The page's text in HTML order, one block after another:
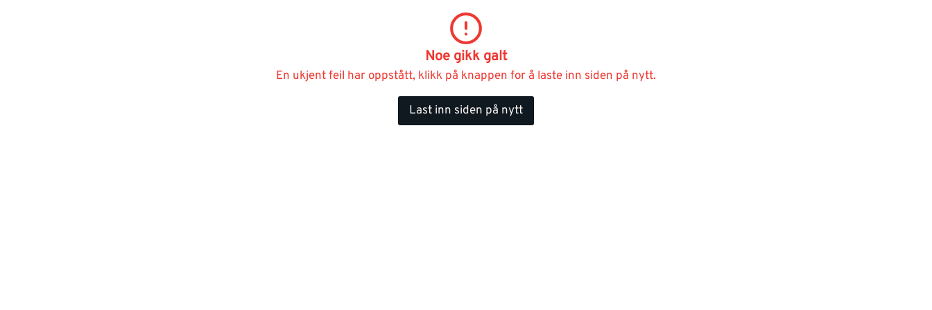
Noe gikk galt
En ukjent feil har oppstått, klikk på knappen for å laste inn siden på nytt.
Last inn siden på nytt